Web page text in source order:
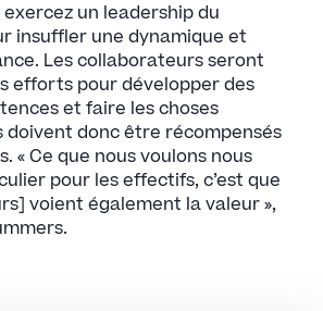
un leadership du
insuffler une dynamique et
Les collaborateurs seront
efforts pour développer des
et faire les choses
donc être récompensés
« Ce que nous voulons nous
pour les effectifs, c’est que
voient également la valeur »,